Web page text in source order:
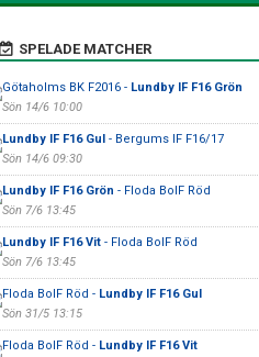
SPELADE MATCHER
Götaholms BK F2016 - Lundby IF F16 Grön
Sön 14/6 10:00
Lundby IF F16 Gul- Bergums IF F16/17
Sön 14/6 09:30
Lundby IF F16 Grön - Floda BoIF Röd
Sön 7/6 13:45
Lundby IF F16 Vit- Floda BoIF Röd
Sön 7/6 13:45
Floda BoIF Röd - Lundby IF F16 Gul
Sön 31/5 13:15
Floda BoIF Röd - Lundby IF F16 Vit